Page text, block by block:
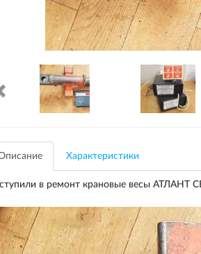
Характеристики
в ремонт крановые весы АТЛАНТ